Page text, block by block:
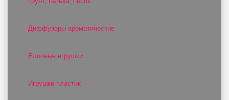
Диффузоры ароматические
Ёлочные игрушки
Игрушки пластик